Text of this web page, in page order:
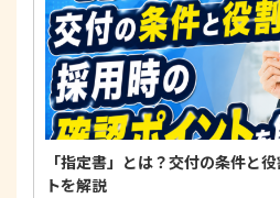
個人情報に関するお問い合わ
〒125-0061東京都葛飾区亀
TEL：0120-550-580
株式会社 アルフォース･ワン
「指定書」とは？交付の条件と
トを解説